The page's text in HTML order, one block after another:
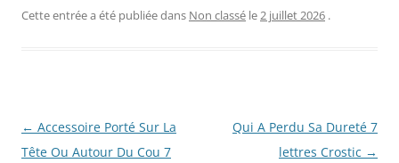
Cette entrée a été publiée dans Non classé le2 juillet 2026 .
Navigation
des
← Accessoire Porté Sur La
Tête Ou Autour Du Cou 7
Qui A Perdu Sa Dureté 7
lettres Crostic →